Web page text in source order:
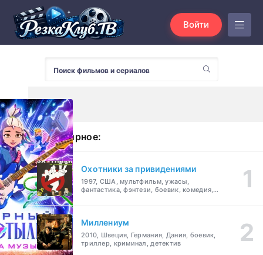
Войти
Популярное:
Охотники за привидениями
1997, США, мультфильм, ужасы,
фантастика, фэнтези, боевик, комедия,
Миллениум
2010, Швеция, Германия, Дания, боевик,
триллер, криминал, детектив